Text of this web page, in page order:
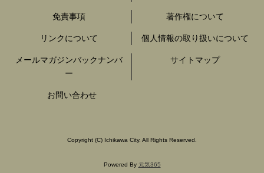
免責事項 著作権について
リンクについて 個人情報の取り扱いについて
メールマガジンバックナンバ
ー
サイトマップ
お問い合わせ
Copyright (C) Ichikawa City. All Rights Reserved.
Powered By 元気365